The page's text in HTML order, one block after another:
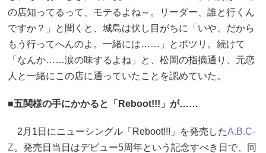
の店知ってるって、モテるよね～。リーダー、誰と行くん
ですか？」と聞くと、城島は伏し目がちに「いや、だから
もう行ってへんのよ。一緒には……」とポツリ。続けて
「なんか……涙の味するよね」と、松岡の指摘通り、元恋
人と一緒にこの店に通っていたことを認めていた。
■五関様の手にかかると「Reboot!!!」が……
2月1日にニューシングル「Reboot!!!」を発売したA.B.C-
Z。発売日当日はデビュー5周年という記念すべき日で、同